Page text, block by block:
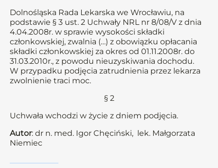
Dolnośląska Rada Lekarska we Wrocławiu, na
podstawie § 3 ust. 2 Uchwały NRL nr 8/08/V z dnia
4.04.2008r. w sprawie wysokości składki
członkowskiej, zwalnia (…) z obowiązku opłacania
składki członkowskiej za okres od 01.11.2008r. do
31.03.2010r., z powodu nieuzyskiwania dochodu.
W przypadku podjęcia zatrudnienia przez lekarza
zwolnienie traci moc.
§ 2
Uchwała wchodzi w życie z dniem podjęcia.
Autor: dr n. med. Igor Chęciński, lek. Małgorzata
Niemiec